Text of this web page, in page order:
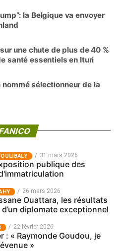
la Belgique va envoyer
sur une chute de plus de 40 %
santé essentiels en Ituri
nommé sélectionneur de la
31 mars 2026
publique des
26 mars 2026
Ouattara, les résultats
diplomate exceptionnel
22 février 2026
: « Raymonde Goudou, je
»